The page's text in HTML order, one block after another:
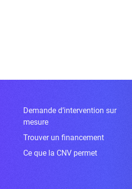
Demande d’intervention sur
mesure
Trouver un financement
Ce que la CNV permet